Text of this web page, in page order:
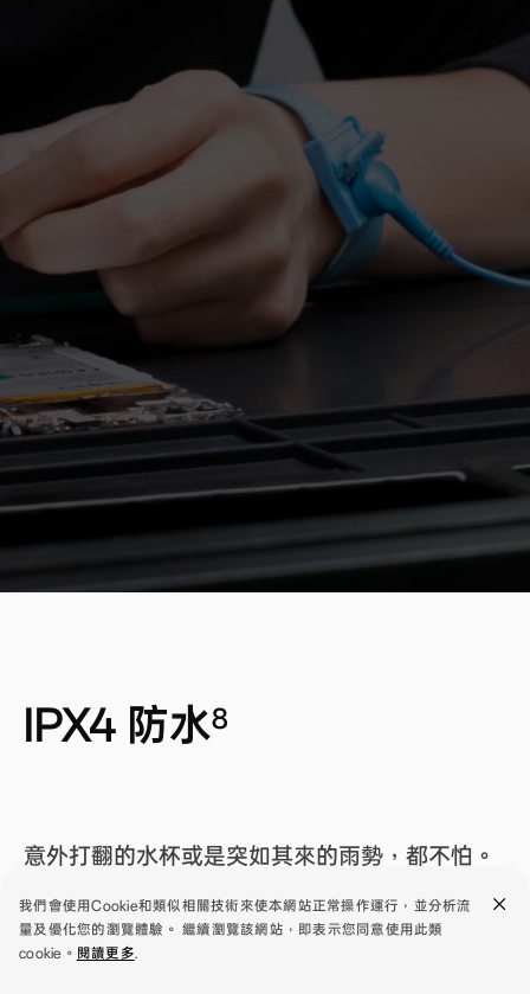
我們會使用Cookie和類似相關技術來使本網站正常操作運行，並分析流
量及優化您的瀏覽體驗。 繼續瀏覽該網站，即表示您同意使用此類
cookie。 閱讀更多.
IPX4 防水8
意外打翻的水杯或是突如其來的雨勢，都不怕。
OPPO A78 具有IPX4 防水等級，能成為忙碌生
活中可靠的好夥伴。